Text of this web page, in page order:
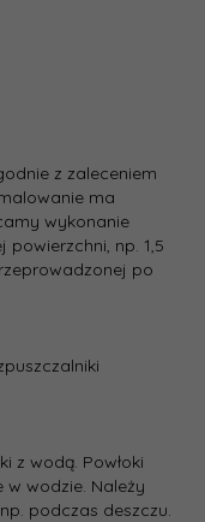
z zaleceniem
ma
wykonanie
np. 1,5
po
z wodą. Powłoki
wodzie. Należy
podczas deszczu.